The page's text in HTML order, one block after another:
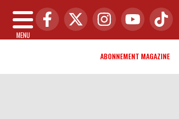
MENU
ABONNEMENT MAGAZINE